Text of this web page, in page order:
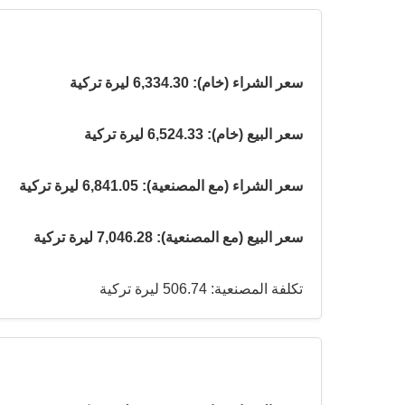
سعر الشراء (خام): 6,334.30 ليرة تركية
سعر البيع (خام): 6,524.33 ليرة تركية
سعر الشراء (مع المصنعية): 6,841.05 ليرة تركية
سعر البيع (مع المصنعية): 7,046.28 ليرة تركية
تكلفة المصنعية: 506.74 ليرة تركية